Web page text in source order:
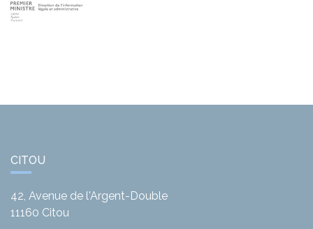
CITOU
42, Avenue de l'Argent-Double
11160 Citou